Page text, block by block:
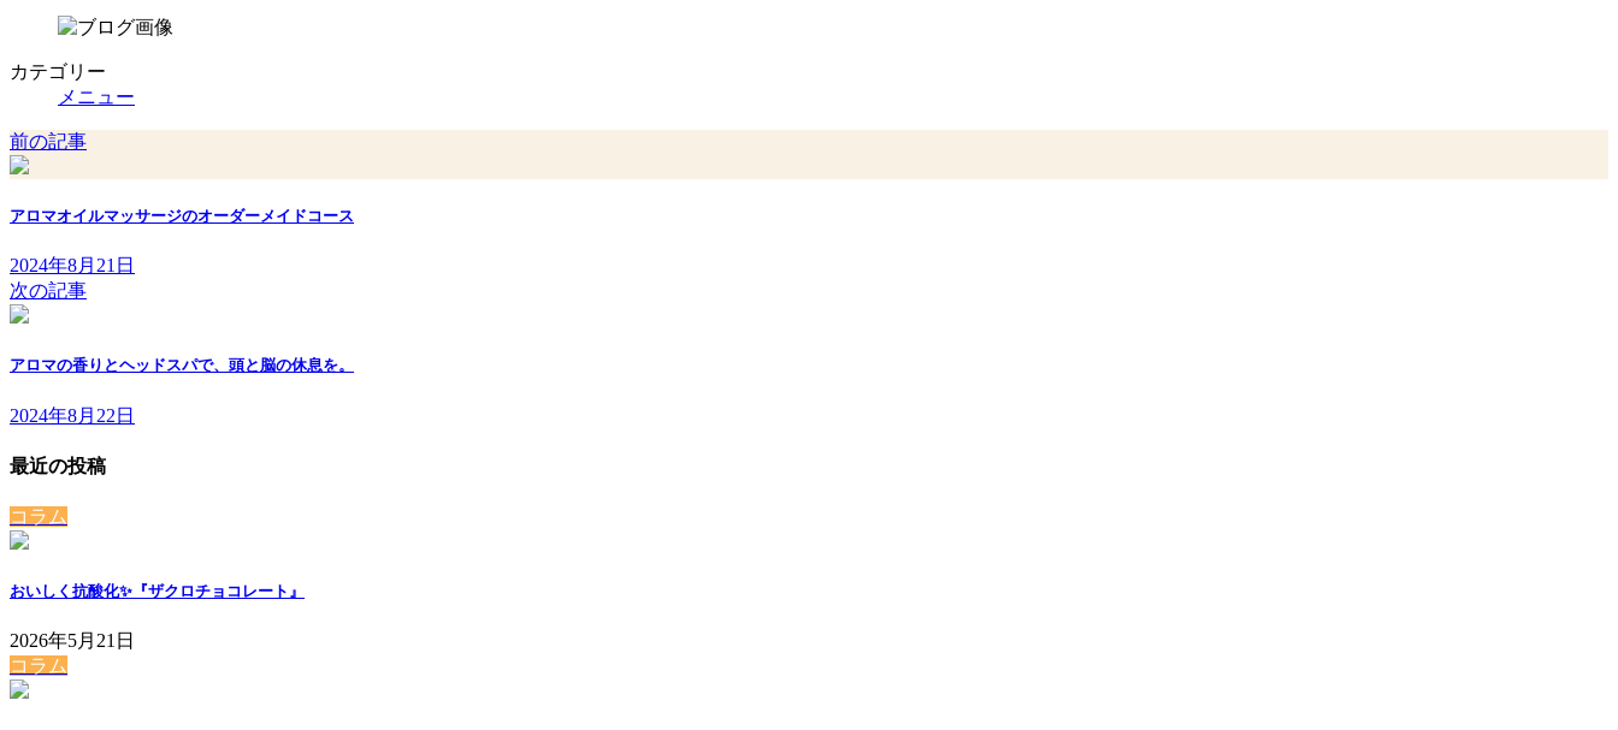
カテゴリー
メニュー
前の記事
アロマオイルマッサージのオーダーメイドコース
2024年8月21日
次の記事
アロマの香りとヘッドスパで、頭と脳の休息を。
2024年8月22日
最近の投稿
コラム
おいしく抗酸化✨『ザクロチョコレート』
2026年5月21日
コラム